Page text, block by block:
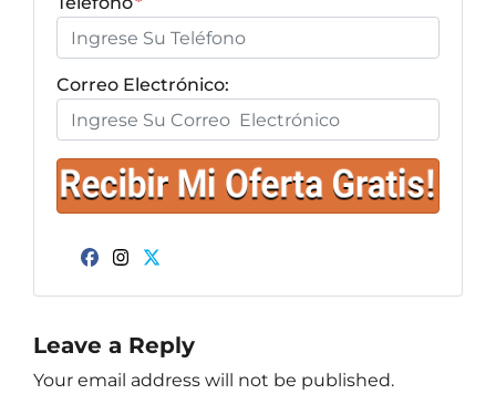
Correo Electrónico:
Facebook
Leave a Reply
Your email address will not be published.